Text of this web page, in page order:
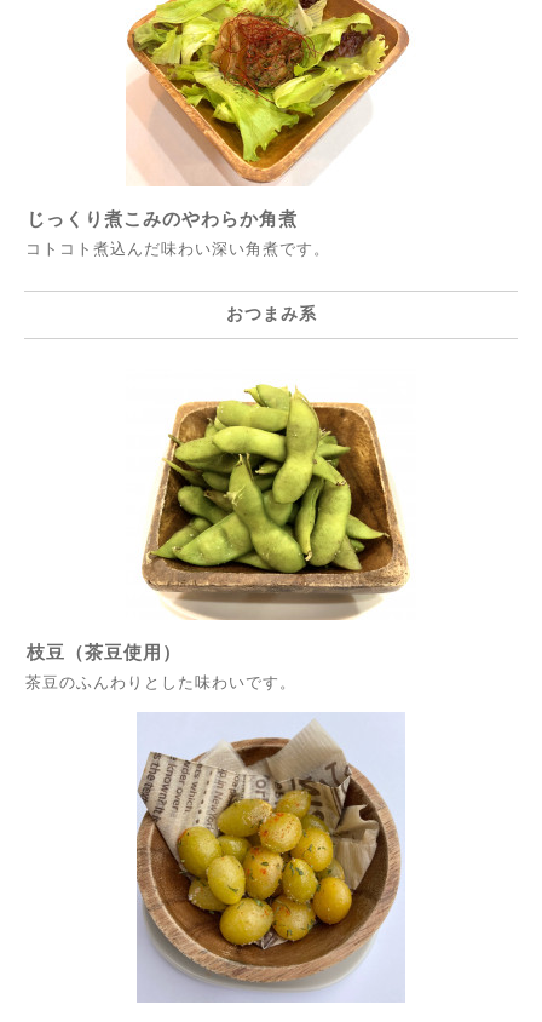
じっくり煮こみのやわらか角煮
コトコト煮込んだ味わい深い角煮です。
おつまみ系
枝豆（茶豆使用）
茶豆のふんわりとした味わいです。